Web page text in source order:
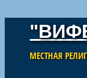
МЕСТНАЯ